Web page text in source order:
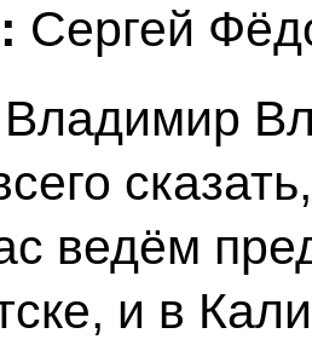
Сергей
Владимир
ведём
и в